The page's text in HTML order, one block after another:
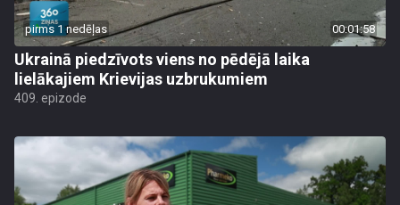
pirms 1 nedēļas 00:01:58
Ukrainā piedzīvots viens no pēdējā laika
lielākajiem Krievijas uzbrukumiem
409. epizode